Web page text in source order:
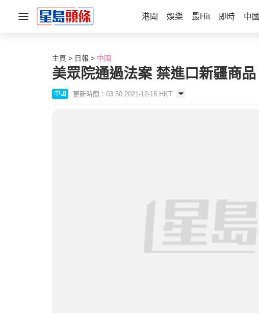
港聞 娛樂 最Hit 即時 中國
主頁 日報 中國
美眾院通過法案 禁進口新疆商品
中國 更新時間：03:50 2021-12-16 HKT